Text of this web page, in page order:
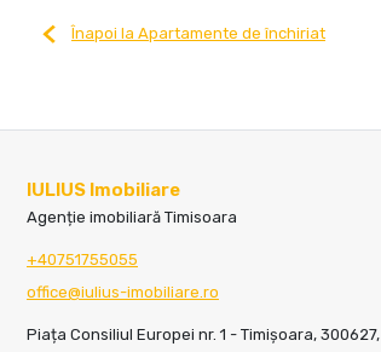
Înapoi la Apartamente de închiriat
IULIUS Imobiliare
Agenție imobiliară Timisoara
+40751755055
office@iulius-imobiliare.ro
Piața Consiliul Europei nr. 1 - Timișoara, 300627,